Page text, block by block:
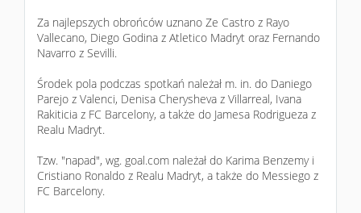
Za najlepszych obrońców uznano Ze Castro z Rayo
Vallecano, Diego Godina z Atletico Madryt oraz Fernando
Navarro z Sevilli.
Środek pola podczas spotkań należał m. in. do Daniego
Parejo z Valenci, Denisa Cherysheva z Villarreal, Ivana
Rakiticia z FC Barcelony, a także do Jamesa Rodrigueza z
Realu Madryt.
Tzw. "napad", wg. goal.com należał do Karima Benzemy i
Cristiano Ronaldo z Realu Madryt, a także do Messiego z
FC Barcelony.